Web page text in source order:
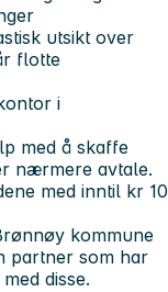
utsikt over
flotte
i
med å skaffe
nærmere avtale.
med inntil kr 10
kommune
partner som har
disse.